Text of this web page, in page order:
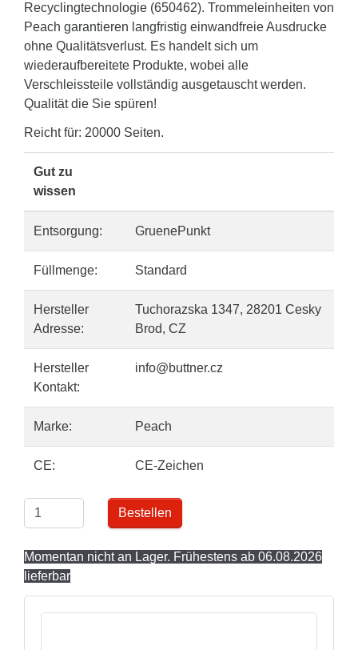
Recyclingtechnologie (650462). Trommeleinheiten von
Peach garantieren langfristig einwandfreie Ausdrucke
ohne Qualitätsverlust. Es handelt sich um
wiederaufbereitete Produkte, wobei alle
Verschleissteile vollständig ausgetauscht werden.
Qualität die Sie spüren!
Reicht für: 20000 Seiten.
Gut zu
wissen
Entsorgung: GruenePunkt
Füllmenge: Standard
Hersteller
Adresse:
Tuchorazska 1347, 28201 Cesky
Brod, CZ
Hersteller
Kontakt:
info@buttner.cz
Marke: Peach
CE: CE-Zeichen
Bestellen
Momentan nicht an Lager. Frühestens ab 06.08.2026
lieferbar